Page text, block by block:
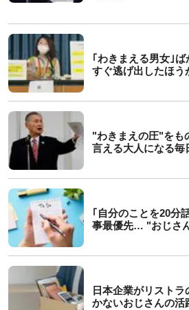
｢わきまえる男女｣
すぐ逃げ出したほう
"わきまえの圧"をも
言える大人になる毎
｢自分のことを20分
事最優先… "おじさ
日本企業がリスト
かないおじさんの活